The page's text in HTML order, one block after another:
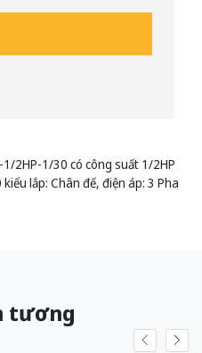
2HP-1/30 có công suất 1/2HP
lắp: Chân đế, điện áp: 3 Pha
tương